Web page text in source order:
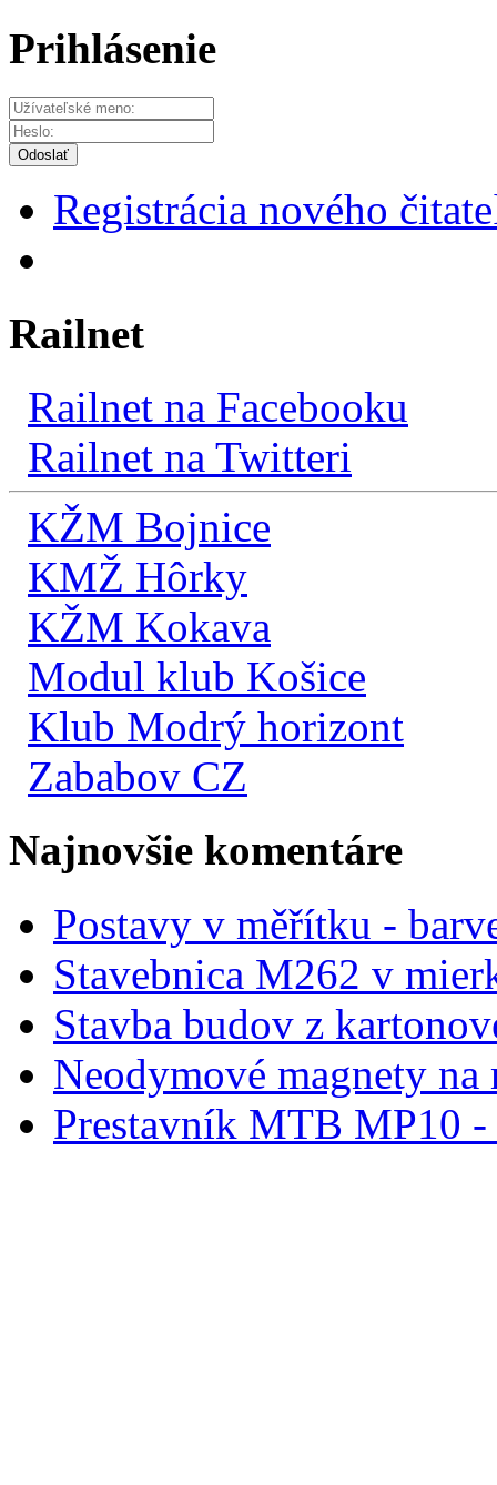
Prihlásenie
Odoslať
Registrácia nového
Railnet
Railnet na Facebooku
Railnet na Twitteri
KŽM Bojnice
KMŽ Hôrky
KŽM Kokava
Modul klub Košice
Klub Modrý horizont
Zababov CZ
Najnovšie komentáre
Postavy v měřítku -
Stavebnica M262 v
Stavba budov z
Neodymové magnety na
Prestavník MTB MP10